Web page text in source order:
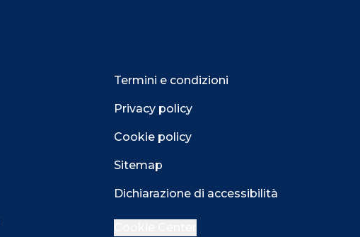
Termini e condizioni
Privacy policy
Cookie policy
Sitemap
Dichiarazione di accessibilità